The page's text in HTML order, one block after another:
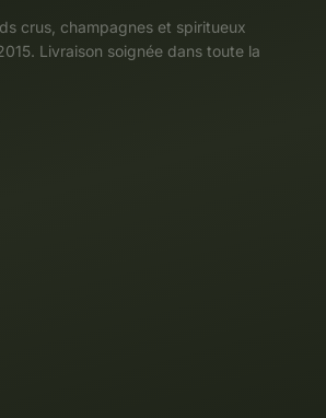
crus, champagnes et spiritueux
Livraison soignée dans toute la